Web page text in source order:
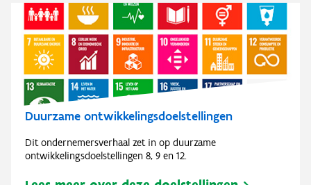
Duurzame ontwikkelingsdoelstellingen
Dit ondernemersverhaal zet in op duurzame
ontwikkelingsdoelstellingen 8, 9 en 12.